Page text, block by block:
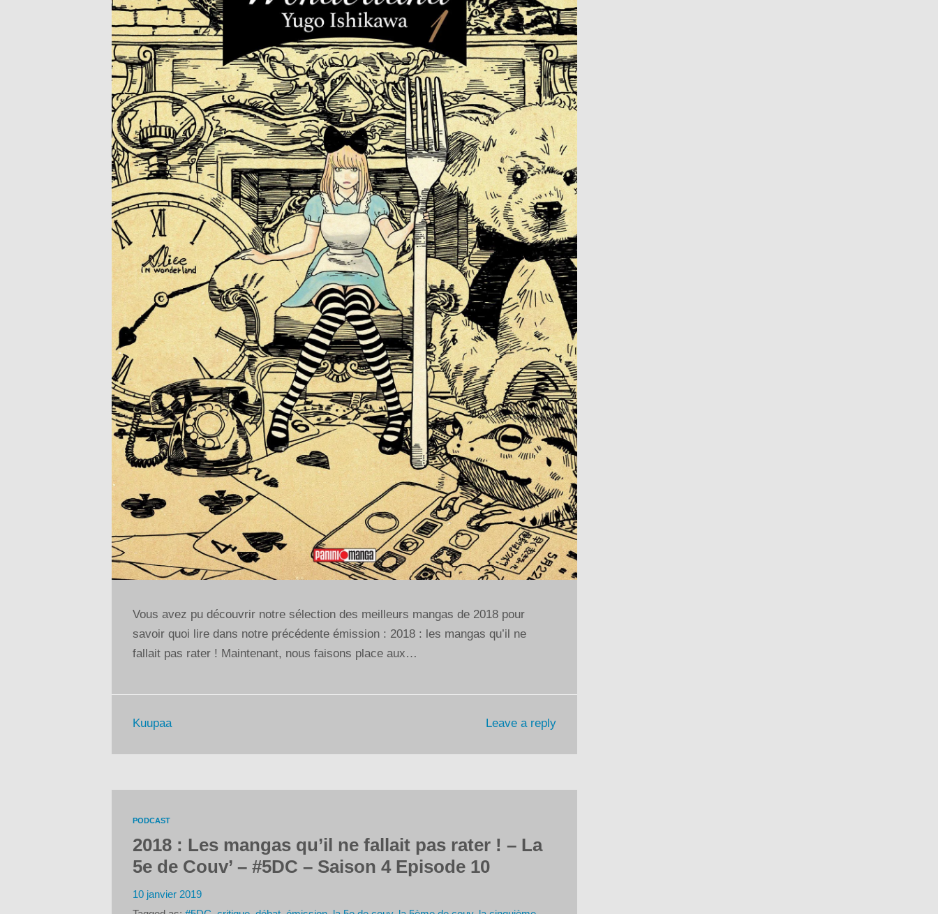
Vous avez pu découvrir notre sélection des meilleurs mangas de 2018 pour
savoir quoi lire dans notre précédente émission : 2018 : les mangas qu’il ne
fallait pas rater ! Maintenant, nous faisons place aux…
Leave a reply
Kuupaa
PODCAST
2018 : Les mangas qu’il ne fallait pas rater ! – La
5e de Couv’ – #5DC – Saison 4 Episode 10
10 janvier 2019